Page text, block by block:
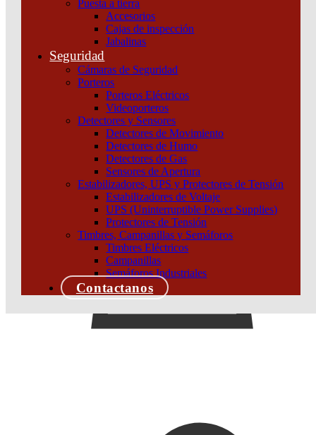
Puesta a tierra
Accesorios
Cajas de inspección
Jabalinas
Seguridad
Cámaras de Seguridad
Porteros
Porteros Eléctricos
Videoporteros
Detectores y Sensores
Detectores de Movimiento
Detectores de Humo
Detectores de Gas
Sensores de Apertura
Estabilizadores, UPS y Protectores de Tensión
Estabilizadores de Voltaje
UPS (Uninterruptible Power Supplies)
Protectores de Tensión
Timbres, Campanillas y Semáforos
Timbres Eléctricos
Campanillas
Semáforos Industriales
Contactanos
Interruptor Compact Nsx100F Ac Dc 18 Ka A 415 Vac
Unidad De Control Tmd 25 A 2 Polos 2D Schneider
Añadir al carrito